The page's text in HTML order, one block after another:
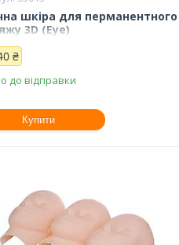
шкіра для перманентного
3D (Eye)
₴
до відправки
Купити